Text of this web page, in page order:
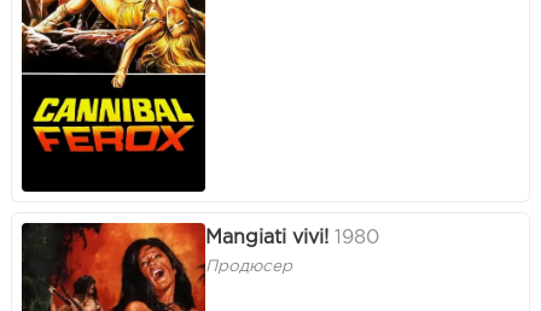
Mangiati vivi! 1980
Продюсер